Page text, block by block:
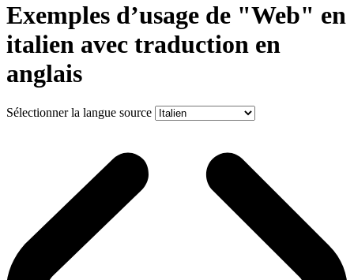
Exemples d’usage de "Web" en
italien avec traduction en
anglais
Sélectionner la langue source